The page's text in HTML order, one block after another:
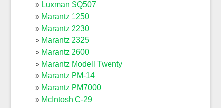
Luxman SQ507
Marantz 1250
Marantz 2230
Marantz 2325
Marantz 2600
Marantz Modell Twenty
Marantz PM-14
Marantz PM7000
McIntosh C-29